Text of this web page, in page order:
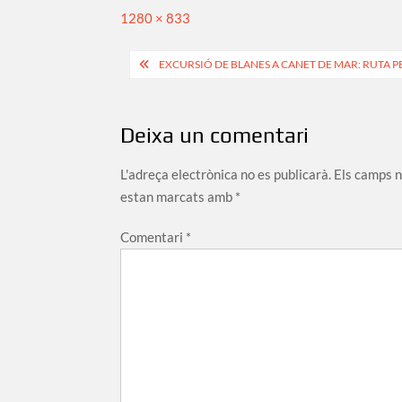
Full
1280 × 833
Navegació
EXCURSIÓ DE BLANES A CANET DE MAR: RUTA
Deixa un comentari
L'adreça electrònica no es publicarà. Els camps
estan marcats amb *
Comentari *